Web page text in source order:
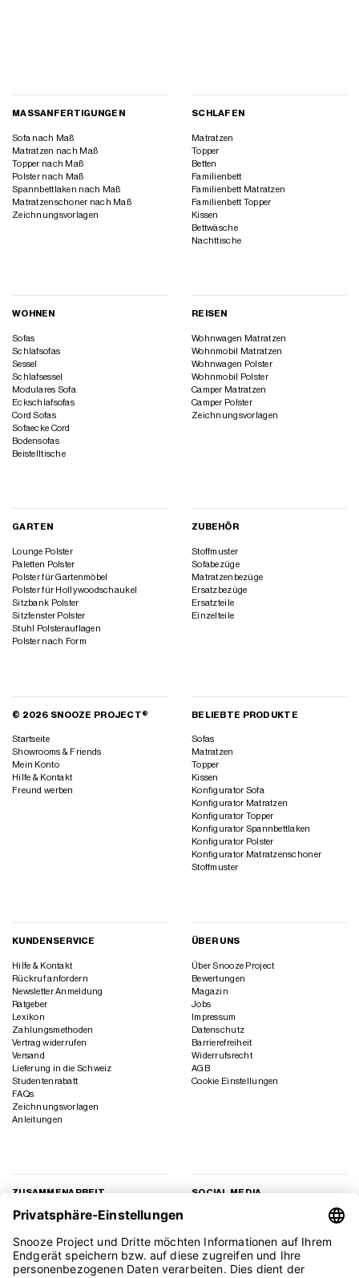
MASSANFERTIGUNGEN
Sofa nach Maß
Matratzen nach Maß
Topper nach Maß
Polster nach Maß
Spannbettlaken nach Maß
Matratzenschoner nach Maß
Zeichnungsvorlagen
SCHLAFEN
Matratzen
Topper
Betten
Familienbett
Familienbett Matratzen
Familienbett Topper
Kissen
Bettwäsche
Nachttische
WOHNEN
Sofas
Schlafsofas
Sessel
Schlafsessel
Modulares Sofa
Eckschlafsofas
Cord Sofas
Sofaecke Cord
Bodensofas
Beistelltische
REISEN
Wohnwagen Matratzen
Wohnmobil Matratzen
Wohnwagen Polster
Wohnmobil Polster
Camper Matratzen
Camper Polster
Zeichnungsvorlagen
GARTEN
Lounge Polster
Paletten Polster
Polster für Gartenmöbel
Polster für Hollywoodschaukel
Sitzbank Polster
Sitzfenster Polster
Stuhl Polsterauflagen
Polster nach Form
ZUBEHÖR
Stoffmuster
Sofabezüge
Matratzenbezüge
Ersatzbezüge
Ersatzteile
Einzelteile
© 2026 SNOOZE PROJECT®
Startseite
Showrooms & Friends
Mein Konto
Hilfe & Kontakt
Freund werben
BELIEBTE PRODUKTE
Sofas
Matratzen
Topper
Kissen
Konfigurator Sofa
Konfigurator Matratzen
Konfigurator Topper
Konfigurator Spannbettlaken
Konfigurator Polster
Konfigurator Matratzenschoner
Stoffmuster
KUNDENSERVICE
Hilfe & Kontakt
Rückruf anfordern
Newsletter Anmeldung
Ratgeber
Lexikon
Zahlungsmethoden
Vertrag widerrufen
Versand
Lieferung in die Schweiz
Studentenrabatt
FAQs
Zeichnungsvorlagen
Anleitungen
ÜBER UNS
Über Snooze Project
Bewertungen
Magazin
Jobs
Impressum
Datenschutz
Barrierefreiheit
Widerrufsrecht
AGB
Cookie Einstellungen
ZUSAMMENARBEIT
Geschäftskunden
Presse
Affiliate Marketing
SOCIAL MEDIA
TikTok
YouTube
Pinterest